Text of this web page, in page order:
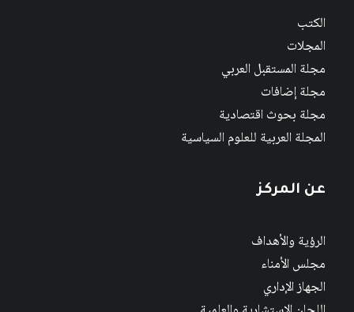
الكتب
المجلات
مجلة المستقبل العربي
مجلة إضافات
مجلة بحوث اقتصادية
المجلة العربية للعلوم السياسية
عن المركز
الرؤية والأهداف
مجلس الأمناء
الجهاز الإداري